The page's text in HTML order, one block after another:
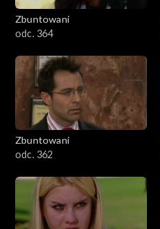
Zbuntowani
odc. 364
Zbuntowani
odc. 362